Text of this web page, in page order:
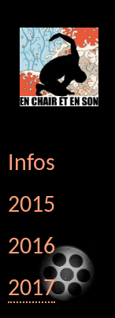
Infos
2015
2016
2017